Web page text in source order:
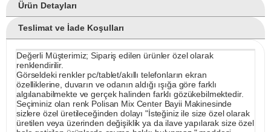
Ürün Detayları
Teslimat ve İade Koşulları
Değerli Müşterimiz; Sipariş edilen ürünler özel olarak
renklendirilir.
Görseldeki renkler pc/tablet/akıllı telefonların ekran
özelliklerine, duvarın ve odanın aldığı ışığa göre farklı
algılanabilmekte ve gerçek halinden farklı gözükebilmektedir.
Seçiminiz olan renk Polisan Mix Center Bayii Makinesinde
sizlere özel üretileceğinden dolayı "İsteğiniz ile size özel olarak
üretilen veya üzerinden değişiklik ya da ilave yapılarak size özel